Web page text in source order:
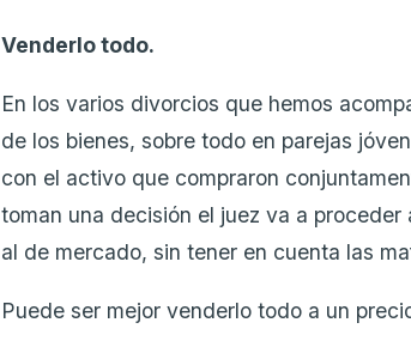
Venderlo todo.
En los varios divorcios que hemos
de los bienes, sobre todo en parejas
con el activo que compraron
toman una decisión el juez va a
al de mercado, sin tener en cuenta las
Puede ser mejor venderlo todo a un